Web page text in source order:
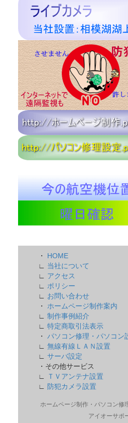
・ HOME
∟ 当社について
∟ アクセス
∟ ポリシー
∟ お問い合わせ
・ ホームページ制作案内
∟制作事例紹介
∟特定商取引法表示
・パソコン修理・パソコン
∟無線有線ＬＡＮ設置
∟サーバ設定
・その他サービス
∟
ＴＶアンテナ設置
∟ 防犯カメラ設置
ホームページ制作・パソコン修
アイオーサポ